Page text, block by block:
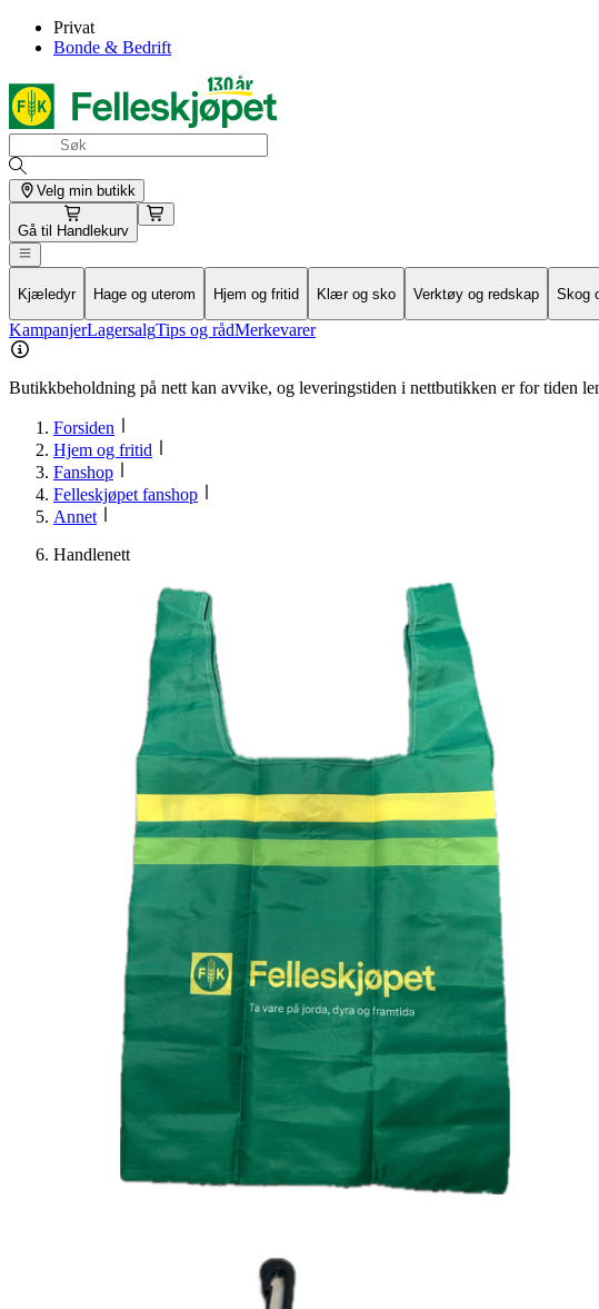
Privat
Bonde & Bedrift
Velg min butikk
Gå til Handlekurv
Kjæledyr Hage og uterom Hjem og fritid Klær og sko Verktøy og redskap Skog
KampanjerLagersalgTips og rådMerkevarer
Butikkbeholdning på nett kan avvike, og leveringstiden i nettbutikken er for tiden
Forsiden
Hjem og fritid
Fanshop
Felleskjøpet fanshop
Annet
Handlenett